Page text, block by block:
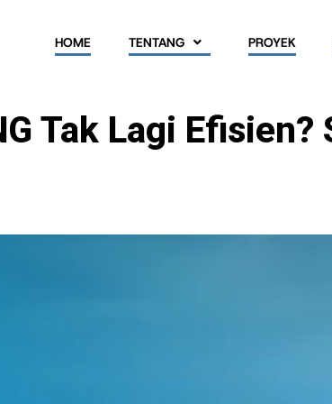
HOME TENTANG PROYEK
Tak Lagi Efisien?